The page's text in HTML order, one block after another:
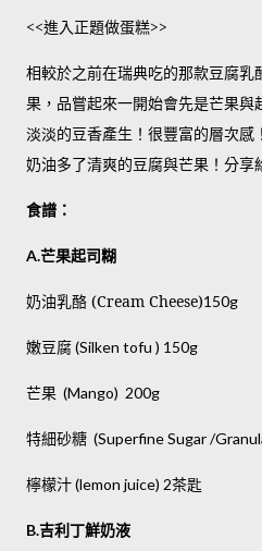
<<進入正題做蛋糕>>
相較於之前在瑞典吃的那款豆腐
果，品嘗起來一開始會先是芒果
淡淡的豆香產生！很豐富的層次
奶油多了清爽的豆腐與芒果！分享
食譜：
A.芒果起司糊
奶油乳酪 (Cream Cheese)150g
嫩豆腐(Silken tofu ) 150g
芒果 (Mango) 200g
特細砂糖 (Superfine Sugar /
檸檬汁(lemon juice) 2茶匙
B.吉利丁鮮奶液